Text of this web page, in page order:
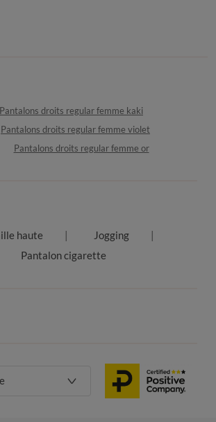
Pantalons droits regular femme kaki
Pantalons droits regular femme violet
Pantalons droits regular femme or
haute
Jogging
Pantalon cigarette